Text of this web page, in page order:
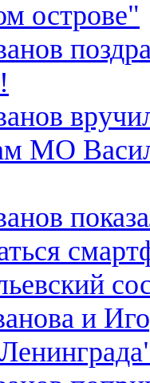
острове"
МО
и